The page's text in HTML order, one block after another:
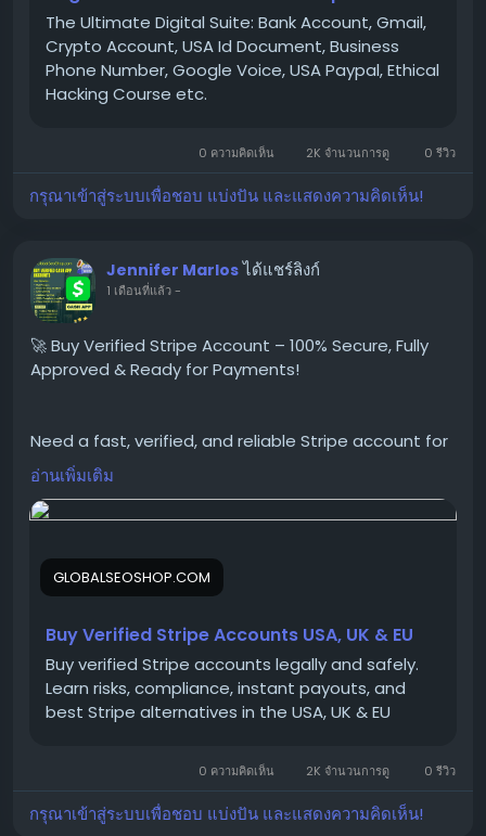
👉 Order Now:
https://globalseoshop.com/product/buy-verified-
#BuyStripeAccounts
#BuyVerifiedStripe
#GlobalSEOShop
#StripeAccountSeller
#StripeVerifiedLogin
#StripeBusinessAccounts
#Stripe2025
#MerchantAccount
#PaymentGateway
#StripeSolutions
The Ultimate Digital Suite: Bank Account, Gmail,
Crypto Account, USA Id Document, Business
Phone Number, Google Voice, USA Paypal, Ethical
Hacking Course etc.
0 ความคิดเห็น 2K จำนวนการดู 0 รีวิว
กรุณาเข้าสู่ระบบเพื่อชอบ แบ่งปัน และแสดงความคิดเห็น!
Jennifer Marlos ได้แชร์ลิงก์
1 เดือนที่แล้ว-
🚀 Buy Verified Stripe Account – 100% Secure, Fully
Approved & Ready for Payments!
Need a fast, verified, and reliable Stripe account for
your online business?
We offer Buy Verified Stripe Accounts that are fully
activated, secure, and perfect for global payments,
https://globalseoshop.com/product/buy-verified-
stripe-accounts
📩 Need more info? Contact us anytime:
📱 WhatsApp: +1 864 708 8783
อ่านเพิ่มเติม
GLOBALSEOSHOP.COM
Buy Verified Stripe Accounts USA, UK & EU
Buy verified Stripe accounts legally and safely.
Learn risks, compliance, instant payouts, and
best Stripe alternatives in the USA, UK & EU
0 ความคิดเห็น 2K จำนวนการดู 0 รีวิว
กรุณาเข้าสู่ระบบเพื่อชอบ แบ่งปัน และแสดงความคิดเห็น!